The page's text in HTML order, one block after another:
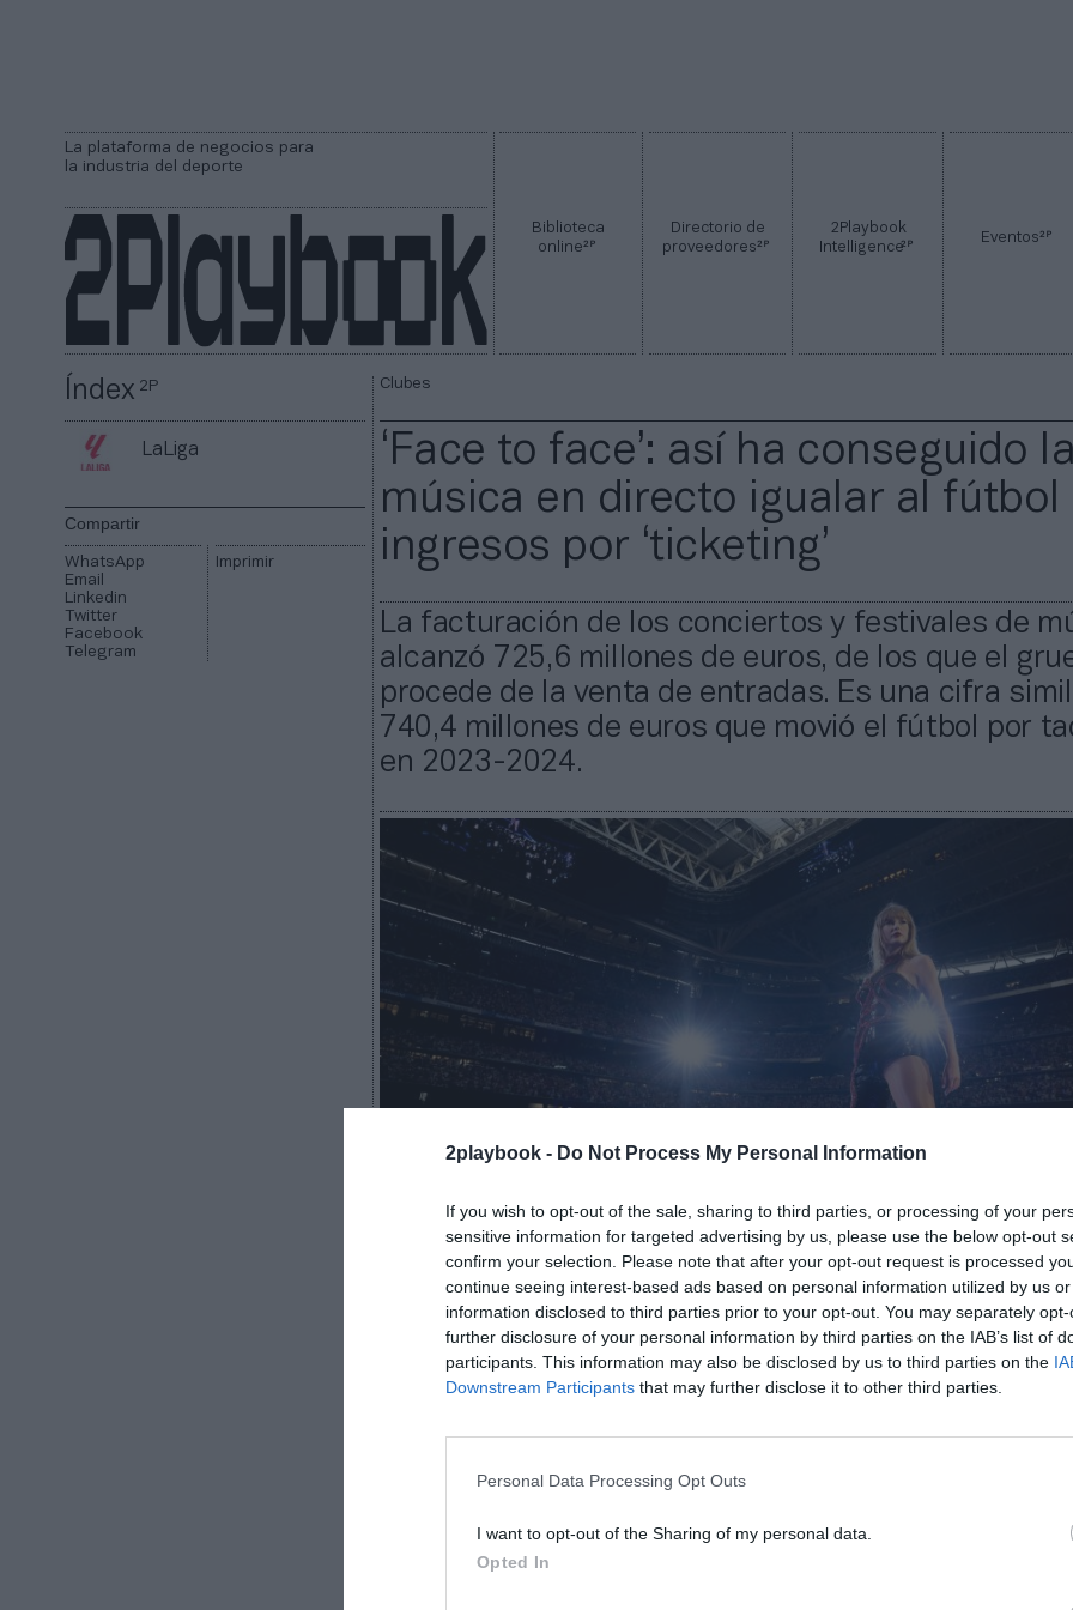
2playbook - Do Not Process My Personal Information
If you wish to opt-out of the sale, sharing to third parties, or processing of your
sensitive information for targeted advertising by us, please use the below opt-out
confirm your selection. Please note that after your opt-out request is processed
continue seeing interest-based ads based on personal information utilized by us
information disclosed to third parties prior to your opt-out. You may separately
further disclosure of your personal information by third parties on the IAB’s list of
participants. This information may also be disclosed by us to third parties on the
Downstream Participants that may further disclose it to other third parties.
Personal Data Processing Opt Outs
I want to opt-out of the Sharing of my personal data.
Opted In
La plataforma de negocios para
la industria del deporte
Biblioteca
online2P
Directorio de
proveedores2P
2Playbook
Intelligence2P Eventos2P
Índex2P
LaLiga
Compartir
WhatsApp
Email
Linkedin
Twitter
Facebook
Telegram
Imprimir
Clubes
‘Face to face’: así ha conseguido
música en directo igualar al fútbol
ingresos por ‘ticketing’
La facturación de los conciertos y festivales de
alcanzó 725,6 millones de euros, de los que el
procede de la venta de entradas. Es una cifra
740,4 millones de euros que movió el fútbol por
en 2023-2024.
Álvaro Carretero 2 de abril de 2025
que generan giras y festivales empieza a alcanzar al del fútbol, y